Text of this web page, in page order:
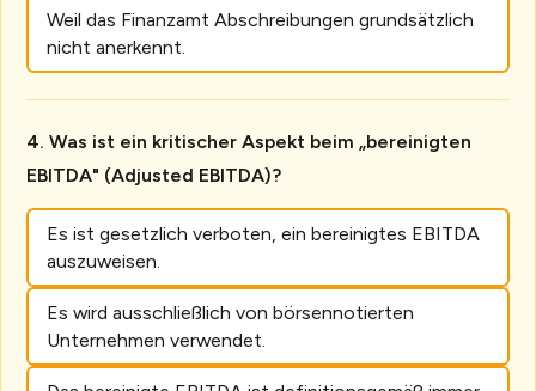
Weil das Finanzamt Abschreibungen grundsätzlich
nicht anerkennt.
Was ist ein kritischer Aspekt beim „bereinigten
EBITDA" (Adjusted EBITDA)?
Es ist gesetzlich verboten, ein bereinigtes EBITDA
auszuweisen.
Es wird ausschließlich von börsennotierten
Unternehmen verwendet.